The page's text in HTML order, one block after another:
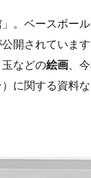
。ベースボー
開されていま
などの絵画、
に関する資料